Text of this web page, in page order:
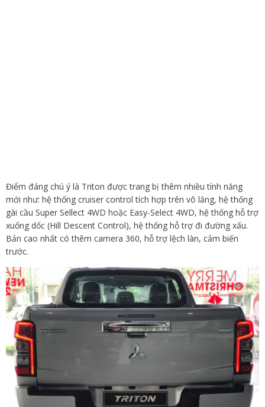
Điểm đáng chú ý là Triton được trang bị thêm nhiều tính năng
mới như: hệ thống cruiser control tích hợp trên vô lăng, hệ thống
gài cầu Super Sellect 4WD hoặc Easy-Select 4WD, hệ thống hỗ trợ
xuống dốc (Hill Descent Control), hệ thống hỗ trợ đi đường xấu.
Bản cao nhất có thêm camera 360, hỗ trợ lệch làn, cảm biến
trước.